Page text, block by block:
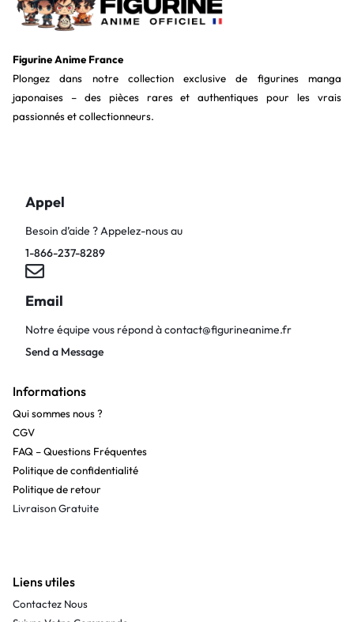
Figurine Anime France
Plongez dans notre collection exclusive de figurines manga
japonaises – des pièces rares et authentiques pour les vrais
passionnés et collectionneurs.
Appel
Besoin d’aide ? Appelez-nous au
1-866-237-8289
Email
Notre équipe vous répond àcontact@figurineanime.fr
Send a Message
Informations
Qui sommes nous ?
CGV
FAQ – Questions Fréquentes
Politique de confidentialité
Politique de retour
Livraison Gratuite
Liens utiles
Contactez Nous